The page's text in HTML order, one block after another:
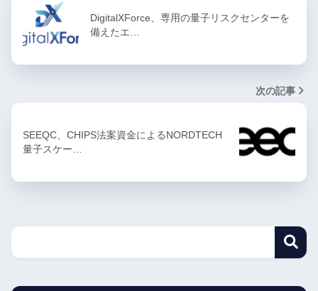
DigitalXForce、専用の量子リスクセンターを
備えたエ…
次の記事
SEEQC、CHIPS法案資金によるNORDTECH
量子スケー…